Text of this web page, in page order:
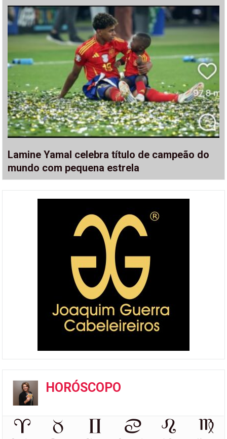
Lamine Yamal celebra título de campeão do
mundo com pequena estrela
HORÓSCOPO